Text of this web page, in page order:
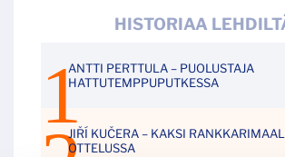
HISTORIAA
ANTTI PERTTULA – PUOLUSTAJA
HATTUTEMPPUPUTKESSA
JIŘÍ KUČERA – KAKSI
OTTELUSSA